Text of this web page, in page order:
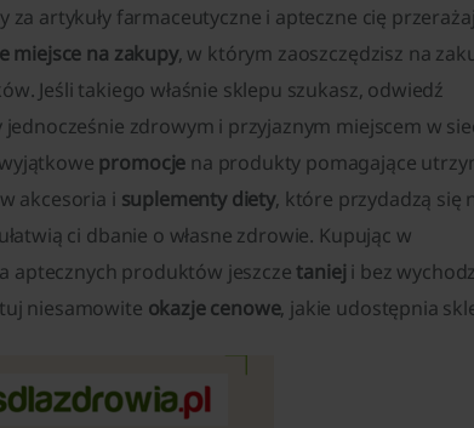
za artykuły farmaceutyczne i apteczne cię
miejsce na zakupy, w którym zaoszczędzisz na
Jeśli takiego właśnie sklepu szukasz, odwiedź
zdrowym i przyjaznym miejscem w
promocje na produkty pomagające
akcesoria i suplementy diety, które przydadzą się
ci dbanie o własne zdrowie. Kupując w
aptecznych produktów jeszczetaniej i bez
niesamowite okazje cenowe, jakie udostępnia